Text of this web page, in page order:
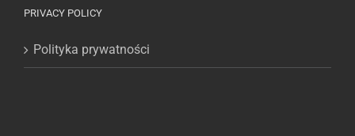
PRIVACY POLICY
Polityka prywatności